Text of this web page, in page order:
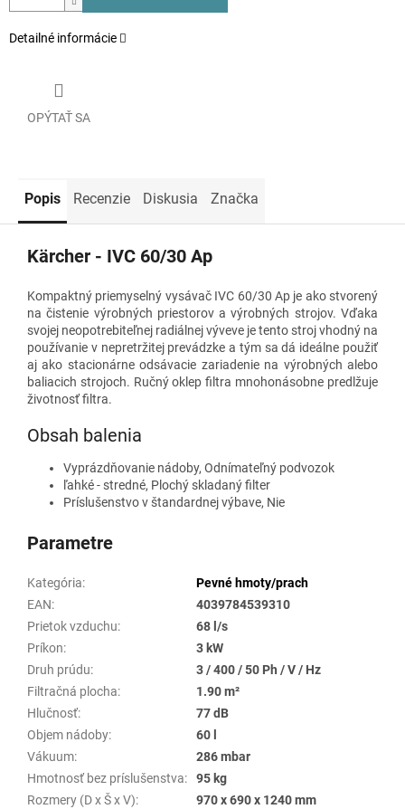
Detailné informácie
OPÝTAŤ SA
Popis Recenzie Diskusia Značka
Kärcher - IVC 60/30 Ap
Kompaktný priemyselný vysávač IVC 60/30 Ap je ako stvorený
na čistenie výrobných priestorov a výrobných strojov. Vďaka
svojej neopotrebiteľnej radiálnej výveve je tento stroj vhodný na
používanie v nepretržitej prevádzke a tým sa dá ideálne použiť
aj ako stacionárne odsávacie zariadenie na výrobných alebo
baliacich strojoch. Ručný oklep filtra mnohonásobne predlžuje
životnosť filtra.
Obsah balenia
Vyprázdňovanie nádoby, Odnímateľný podvozok
ľahké - stredné, Plochý skladaný filter
Príslušenstvo v štandardnej výbave, Nie
Parametre
Kategória:
Pevné hmoty/prach
EAN:
4039784539310
Prietok vzduchu:
68 l/s
Príkon:
3 kW
Druh prúdu:
3 / 400 / 50 Ph / V / Hz
Filtračná plocha:
1.90 m²
Hlučnosť:
77 dB
Objem nádoby:
60 l
Vákuum:
286 mbar
Hmotnosť bez príslušenstva:
95 kg
Rozmery (D x Š x V): 970 x 690 x 1240 mm